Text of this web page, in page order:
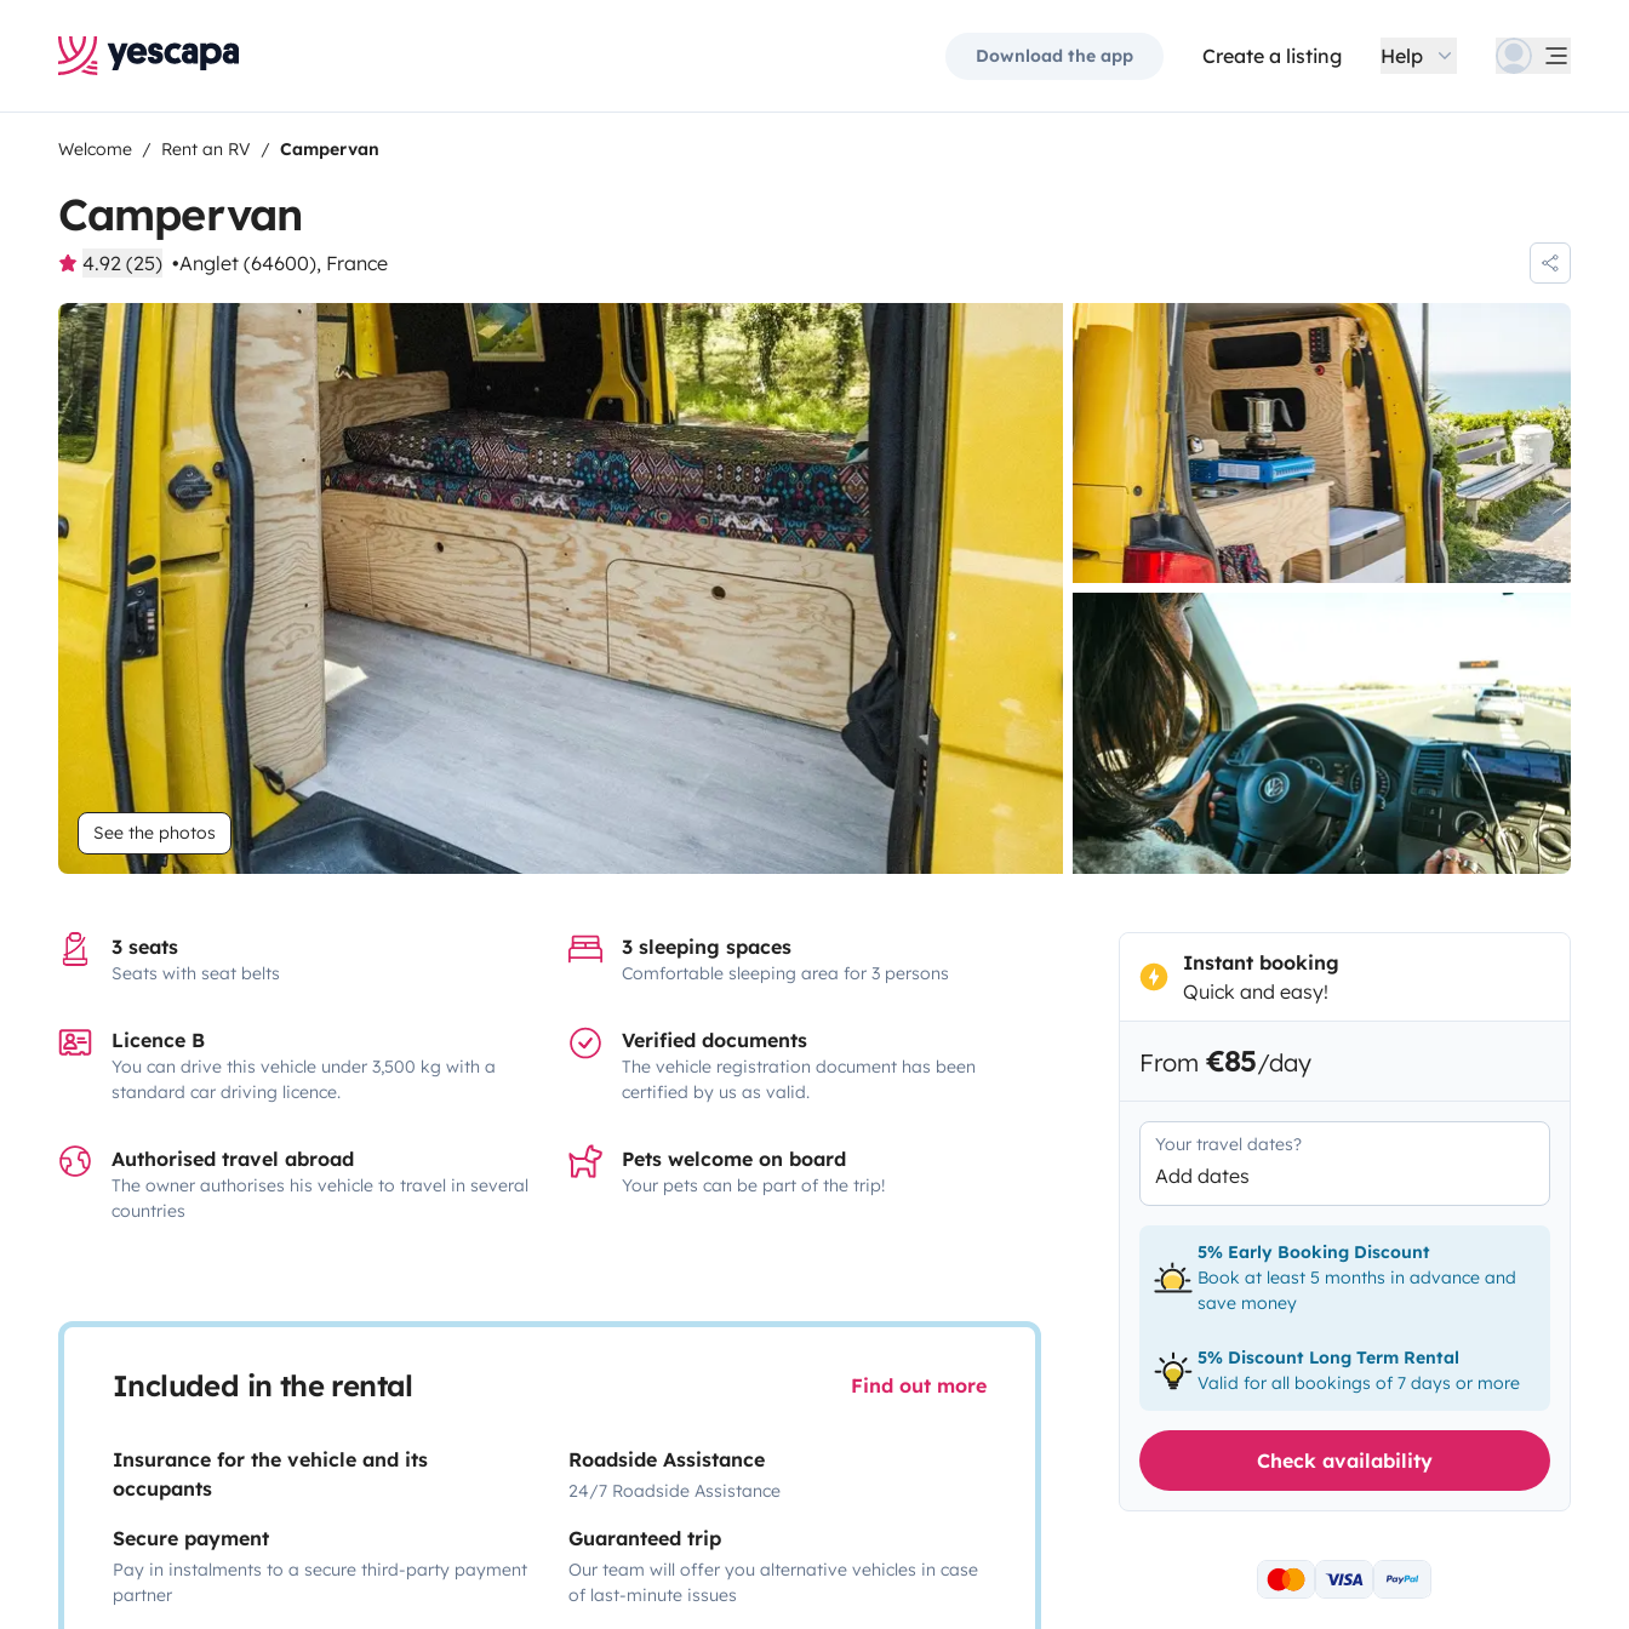
Download the app Create a listing Help
Welcome Rent an RV Campervan
Campervan
4.92 (25) Anglet (64600), France
See the photos
3 seats
Seats with seat belts
3 sleeping spaces
Comfortable sleeping area for 3 persons
Licence B
You can drive this vehicle under 3,500 kg with a
standard car driving licence.
Verified documents
The vehicle registration document has been
certified by us as valid.
Authorised travel abroad
The owner authorises his vehicle to travel in several
countries
Pets welcome on board
Your pets can be part of the trip!
Included in the rental Find out more
Insurance for the vehicle and its
occupants
Roadside Assistance
24/7 Roadside Assistance
Secure payment
Pay in instalments to a secure third-party payment
partner
Guaranteed trip
Our team will offer you alternative vehicles in case
of last-minute issues
Instant booking
Quick and easy!
From €85/day
Your travel dates?
Add dates
5% Early Booking Discount
Book at least 5 months in advance and
save money
5% Discount Long Term Rental
Valid for all bookings of 7 days or more
Check availability